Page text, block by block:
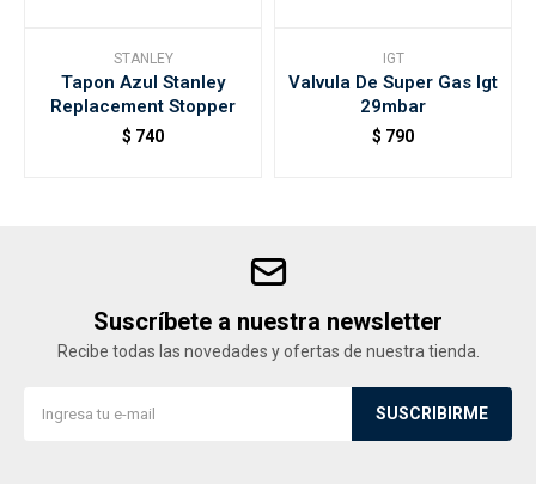
STANLEY
Tapon Azul Stanley
Replacement Stopper
$ 740
IGT
Valvula De Super Gas Igt
29mbar
$ 790
Suscríbete a nuestra newsletter
Recibe todas las novedades y ofertas de nuestra tienda.
SUSCRIBIRME